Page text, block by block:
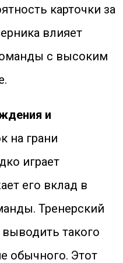
карточки за
влияет
с высоким
и
на грани
играет
его вклад в
Тренерский
такого
обычного. Этот